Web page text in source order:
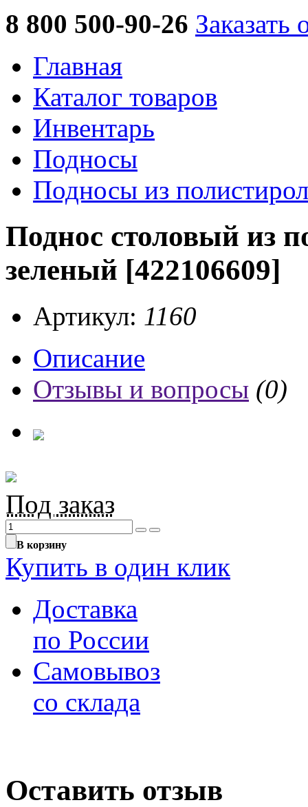
8 800 500-90-26 Заказать
Главная
Каталог товаров
Инвентарь
Подносы
Подносы из
Поднос столовый из
зеленый [422106609]
Артикул: 1160
Описание
Отзывы и вопросы (0)
Под заказ
В корзину
Купить в один клик
Доставка
по России
Самовывоз
со склада
Оставить отзыв